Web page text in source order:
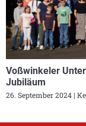
Voßwinkeler
Jubiläum
26. September 2024